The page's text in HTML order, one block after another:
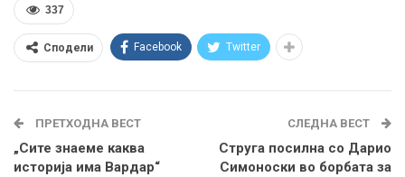
337
Сподели Facebook Twitter
ПРЕТХОДНА ВЕСТ
„Сите знаеме каква
историја има Вардар“
СЛЕДНА ВЕСТ
Струга посилна со Дарио
Симоноски во борбата за